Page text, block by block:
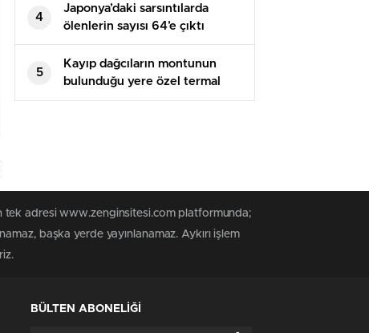
4
Japonya’daki sarsıntılarda
ölenlerin sayısı 64’e çıktı
5
Kayıp dağcıların montunun
bulunduğu yere özel termal
drone sevk edildi
tek adresi www.zenginsitesi.com platformunda;
başka yerde yayınlanamaz. Aykırı işlem
BÜLTEN ABONELİĞİ